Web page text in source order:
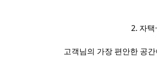
2. 자택
고객님의 가장 편안한 공